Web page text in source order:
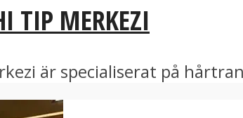
TIP MERKEZI
är specialiserat på